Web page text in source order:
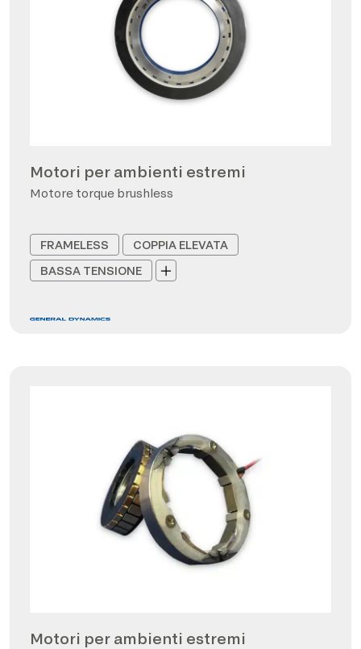
Motori per ambienti estremi
Motore torque brushless
FRAMELESS
COPPIA ELEVATA
BASSA TENSIONE
Motori per ambienti estremi